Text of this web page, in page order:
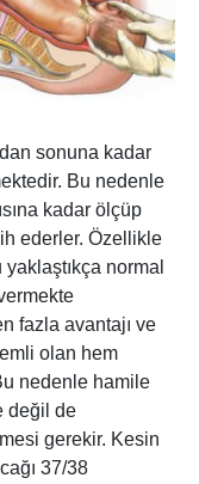
sonuna kadar
Bu nedenle
kadar ölçüp
ederler. Özellikle
normal
fazla avantajı ve
olan hem
nedenle hamile
değil de
gerekir. Kesin
37/38